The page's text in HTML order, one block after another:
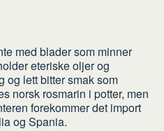
med blader som minner
eteriske oljer og
og lett bitter smak som
norsk rosmarin i potter, men
forekommer det import
og Spania.